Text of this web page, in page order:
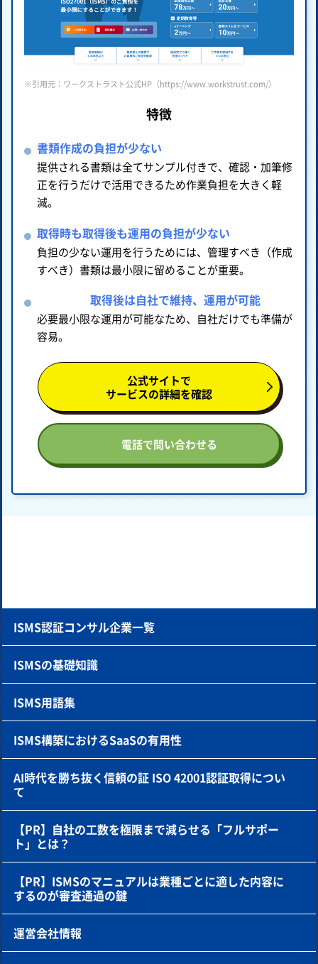
※引用元：ワークストラスト公式HP（https://www.workstrust.com/）
特徴
書類作成の負担が少ない
提供される書類は全てサンプル付きで、確認・加筆修
正を行うだけで活用できるため作業負担を大きく軽
減。
取得時も取得後も運用の負担が少ない
負担の少ない運用を行うためには、管理すべき（作成
すべき）書類は最小限に留めることが重要。
取得後は自社で維持、運用が可能
必要最小限な運用が可能なため、自社だけでも準備が
容易。
公式サイトで
サービスの詳細を確認
電話で問い合わせる
ISMS認証コンサル企業一覧
ISMSの基礎知識
ISMS用語集
ISMS構築におけるSaaSの有用性
AI時代を勝ち抜く信頼の証 ISO 42001認証取得につい
て
【PR】自社の工数を極限まで減らせる「フルサポー
ト」とは？
【PR】ISMSのマニュアルは業種ごとに適した内容に
するのが審査通過の鍵
運営会社情報